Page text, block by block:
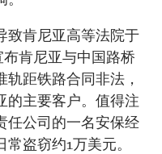
致肯尼亚高等法院于
肯尼亚与中国路桥
距铁路合同非法，
的主要客户。值得注
任公司的一名安保经
盗窃约1万美元。